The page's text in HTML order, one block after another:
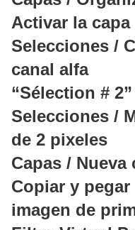
Activar la
Selecciones /
canal alfa
“Sélection # 2”
Selecciones /
de 2 pixeles
Capas / Nueva
Copiar y
imagen de